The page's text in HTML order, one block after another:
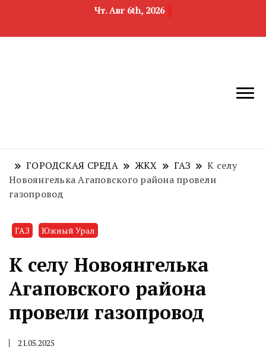
Чт. Авг 6th, 2026
область
недвижимости
ГОРОДСКАЯ СРЕДА ЖКХ ГАЗ
К селу
Новоянгелька Агаповского района провели
газопровод
ГАЗ Южный Урал
К селу Новоянгелька
Агаповского района
провели газопровод
21.05.2025